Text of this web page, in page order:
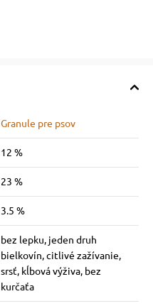
Granule pre psov
12 %
23 %
3.5 %
bez lepku, jeden druh
bielkovín, citlivé zažívanie,
srsť, kĺbová výživa, bez
kurčaťa